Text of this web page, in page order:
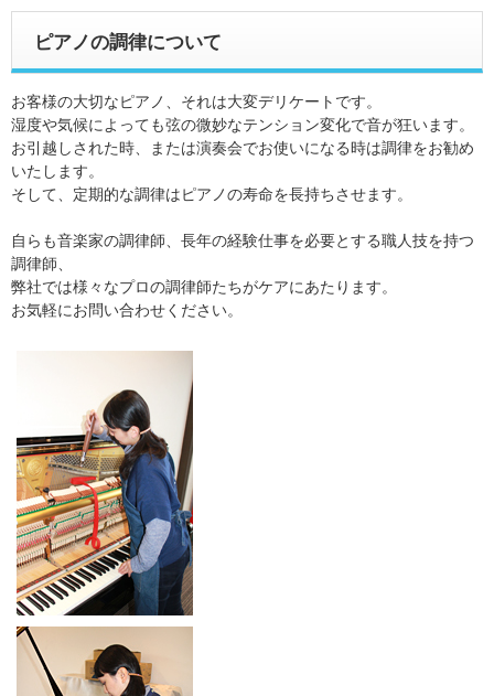
ピアノの調律について
お客様の大切なピアノ、それは大変デリケートです。
湿度や気候によっても弦の微妙なテンション変化で音が狂います。
お引越しされた時、または演奏会でお使いになる時は調律をお勧め
いたします。
そして、定期的な調律はピアノの寿命を長持ちさせます。
自らも音楽家の調律師、長年の経験仕事を必要とする職人技を持つ
調律師、
弊社では様々なプロの調律師たちがケアにあたります。
お気軽にお問い合わせください。